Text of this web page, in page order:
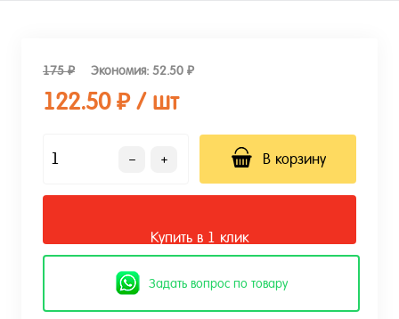
175 ₽ Экономия: 52.50 ₽
122.50 ₽ / шт
В корзину
Купить в 1 клик
Задать вопрос по товару